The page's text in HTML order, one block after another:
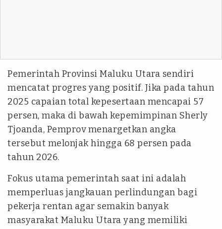
Pemerintah Provinsi Maluku Utara sendiri
mencatat progres yang positif. Jika pada tahun
2025 capaian total kepesertaan mencapai 57
persen, maka di bawah kepemimpinan Sherly
Tjoanda, Pemprov menargetkan angka
tersebut melonjak hingga 68 persen pada
tahun 2026.
Fokus utama pemerintah saat ini adalah
memperluas jangkauan perlindungan bagi
pekerja rentan agar semakin banyak
masyarakat Maluku Utara yang memiliki